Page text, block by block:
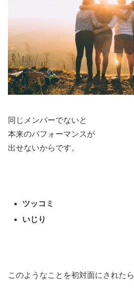
同じメンバーでないと
本来のパフォーマンスが
出せないからです。
ツッコミ
いじり
このようなことを初対面にされたら